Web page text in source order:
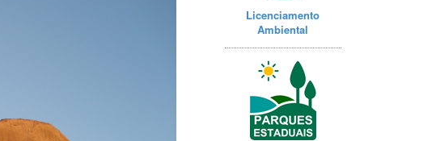
Licenciamento
Ambiental